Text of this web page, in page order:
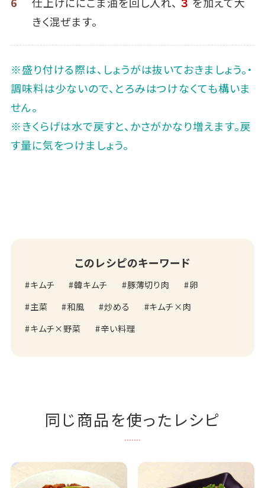
きく混ぜます。
※盛り付ける際は、しょうがは抜いておきましょう。・
調味料は少ないので、とろみはつけなくても構いま
せん。
※きくらげは水で戻すと、かさがかなり増えます。戻
す量に気をつけましょう。
このレシピのキーワード
キムチ 韓キムチ 豚薄切り肉
卵
主菜
和風 炒める
キムチ×肉
キムチ×野菜
辛い料理
同じ商品を使ったレシピ